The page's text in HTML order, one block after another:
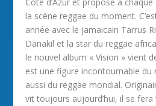
la scène reggae du moment.
année avec le jamaicain Tarrus
Danakil et la star du reggae
le nouvel album « Vision » vient
est une figure incontournable du
aussi du reggae mondial.
vit toujours aujourd’hui, il se